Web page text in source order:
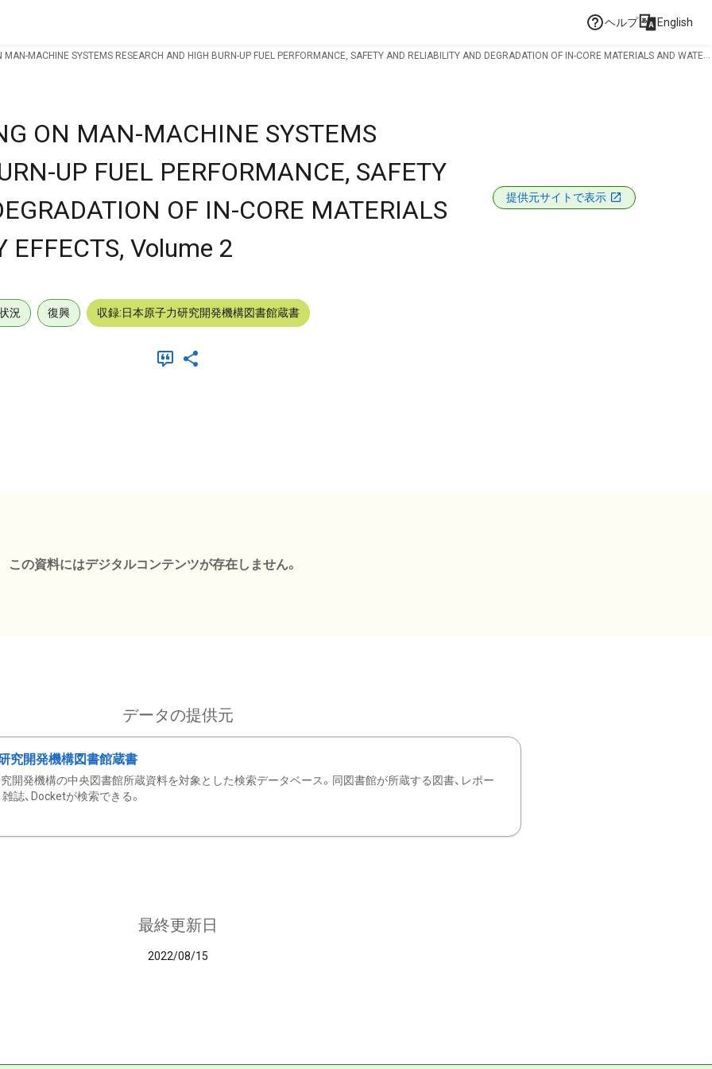
ヘルプ English
MAN-MACHINE SYSTEMS RESEARCH AND HIGH BURN-UP FUEL PERFORMANCE, SAFETY AND RELIABILITY AND DEGRADATION OF IN-CORE MATERIALS AND WATER
ON MAN-MACHINE SYSTEMS
UP FUEL PERFORMANCE, SAFETY
OF IN-CORE MATERIALS
EFFECTS, Volume 2
提供元サイトで表示
況 復興 収録:日本原子力研究開発機構図書館蔵書
この資料にはデジタルコンテンツが存在しません。
データの提供元
究開発機構図書館蔵書
開発機構の中央図書館所蔵資料を対象とした検索データベース。同図書館が所蔵する図書、レポー
雑誌、Docketが検索できる。
最終更新日
2022/08/15